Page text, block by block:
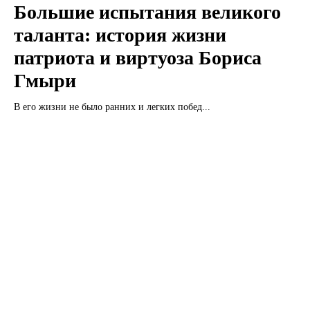
Большие испытания великого
таланта: история жизни
патриота и виртуоза Бориса
Гмыри
В его жизни не было ранних и легких побед...